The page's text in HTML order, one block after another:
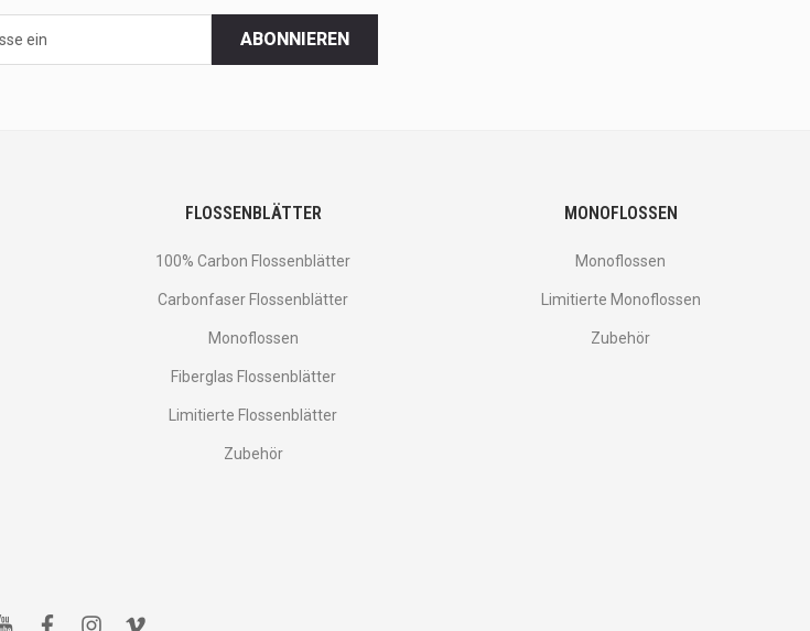
ABONNIEREN
FLOSSENBLÄTTER
100% Carbon Flossenblätter
Carbonfaser Flossenblätter
Monoflossen
Fiberglas Flossenblätter
Limitierte Flossenblätter
Zubehör
MONOFLOSSEN
Monoflossen
Limitierte Monoflossen
Zubehör